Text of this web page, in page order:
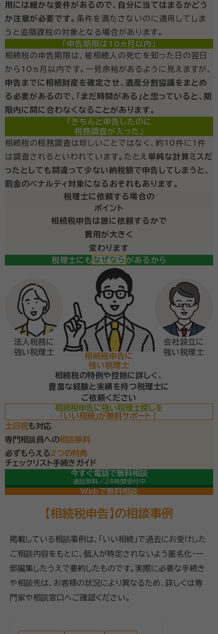
用には細かな要件があるので、自分に当てはまるかどう
か注意が必要です。 条件を満たさないのに適用してしま
うと追徴課税の対象となる場合があります。
「申告期限は10ヵ月以内」
相続税の申告期限は、被相続人の死亡を知った日の翌日
から10ヵ月以内です。一見余裕があるように見えますが、
申告までに相続財産を確定させ、遺産分割協議をまとめ
る必要があるので、「まだ時間がある」と思っていると、期
限内に間に合わなくなることがあります。
「きちんと申告したのに
税務調査が入った」
相続税の税務調査は珍しいことではなく、約10件に1件
は調査されるといわれています。たとえ 単純な計算ミスだ
ったとしても間違って少ない納税額で申告してしまうと、
罰金のペナルティ対象になるおそれもあります。
税理士に依頼する場合の
ポイント
相続税申告は誰に依頼するかで
費用が大きく
変わります
税理士にも得意分野があるから
法人税務に
強い税理士
相続税申告に
強い税理士
会社設立に
強い税理士
相続税の特例や控除に詳しく、
豊富な経験と実績を持つ税理士に
ご依頼ください
相続税申告に強い税理士探しを
「いい相続」が無料サポート！
土日祝も対応
専門相談員への相談無料
必ずもらえる2つの特典
チェックリスト手続きガイド
今すぐ電話で無料相談
通話無料／24時間受付中
専門相談員が常駐（平日9-19時/土日祝9-18時）
Webで無料相談
【相続税申告】の相談事例
掲載している相談事例は、「いい相続」で過去にお受けした
ご相談内容をもとに、個人が特定されないよう匿名化・一
部編集したうえで要約したものです。実際に必要な手続き
や相談先は、お客様の状況により異なるため、詳しくは専
門家や相談窓口へご確認ください。